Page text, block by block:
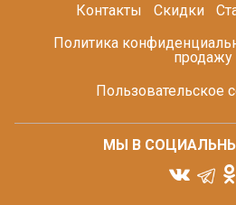
Контакты
Скидки
Политика
продажу
Пользовательское
МЫ В